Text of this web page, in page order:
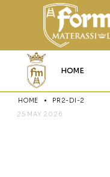
HOME
HOME
PR2-DI-2
25 MAY 2026